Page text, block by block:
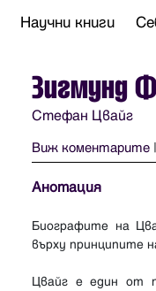
Научни книги
Зигмунд
Стефан Цвайг
Виж коментарите |
Анотация
Биографите на
върху принципите
Цвайг е един от